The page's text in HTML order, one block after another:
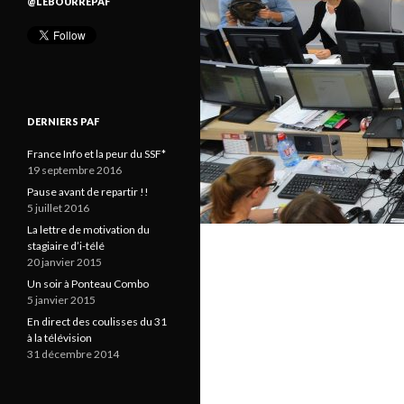
DERNIERS PAF
France Info et la peur du SSF*
19 septembre 2016
Pause avant de repartir !!
5 juillet 2016
La lettre de motivation du
stagiaire d’i-télé
20 janvier 2015
Un soir à Ponteau Combo
5 janvier 2015
En direct des coulisses du 31
à la télévision
31 décembre 2014